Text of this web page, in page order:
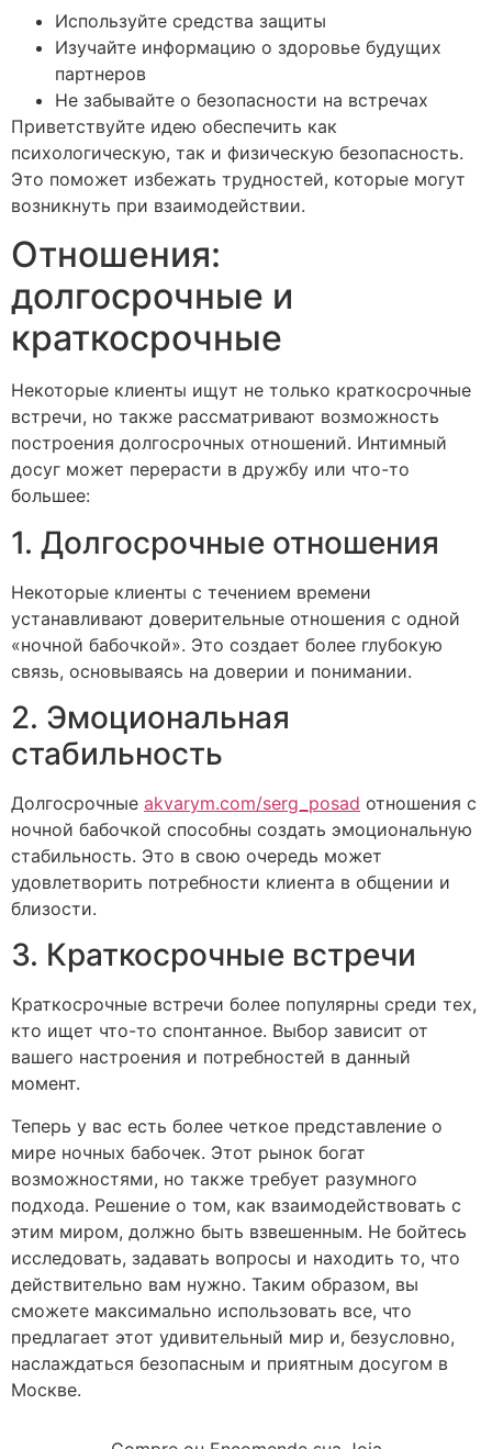
Используйте средства защиты
Изучайте информацию о здоровье будущих
партнеров
Не забывайте о безопасности на встречах
Приветствуйте идею обеспечить как
психологическую, так и физическую безопасность.
Это поможет избежать трудностей, которые могут
возникнуть при взаимодействии.
Отношения:
долгосрочные и
краткосрочные
Некоторые клиенты ищут не только краткосрочные
встречи, но также рассматривают возможность
построения долгосрочных отношений. Интимный
досуг может перерасти в дружбу или что-то
большее:
1. Долгосрочные отношения
Некоторые клиенты с течением времени
устанавливают доверительные отношения с одной
«ночной бабочкой». Это создает более глубокую
связь, основываясь на доверии и понимании.
2. Эмоциональная
стабильность
Долгосрочные akvarym.com/serg_posad отношения с
ночной бабочкой способны создать эмоциональную
стабильность. Это в свою очередь может
удовлетворить потребности клиента в общении и
близости.
3. Краткосрочные встречи
Краткосрочные встречи более популярны среди тех,
кто ищет что-то спонтанное. Выбор зависит от
вашего настроения и потребностей в данный
момент.
Теперь у вас есть более четкое представление о
мире ночных бабочек. Этот рынок богат
возможностями, но также требует разумного
подхода. Решение о том, как взаимодействовать с
этим миром, должно быть взвешенным. Не бойтесь
исследовать, задавать вопросы и находить то, что
действительно вам нужно. Таким образом, вы
сможете максимально использовать все, что
предлагает этот удивительный мир и, безусловно,
наслаждаться безопасным и приятным досугом в
Москве.